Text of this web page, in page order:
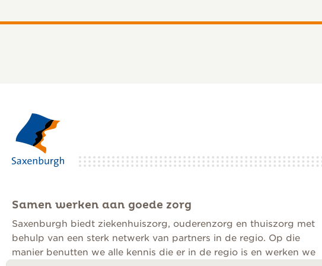
Ziekenhuiszorg
“Tijd nemen voor jou
en je gezondheid”
Samen werken aan goede zorg
Saxenburgh biedt ziekenhuiszorg, ouderenzorg en thuiszorg met
behulp van een sterk netwerk van partners in de regio. Op die
manier benutten we alle kennis die er in de regio is en werken we